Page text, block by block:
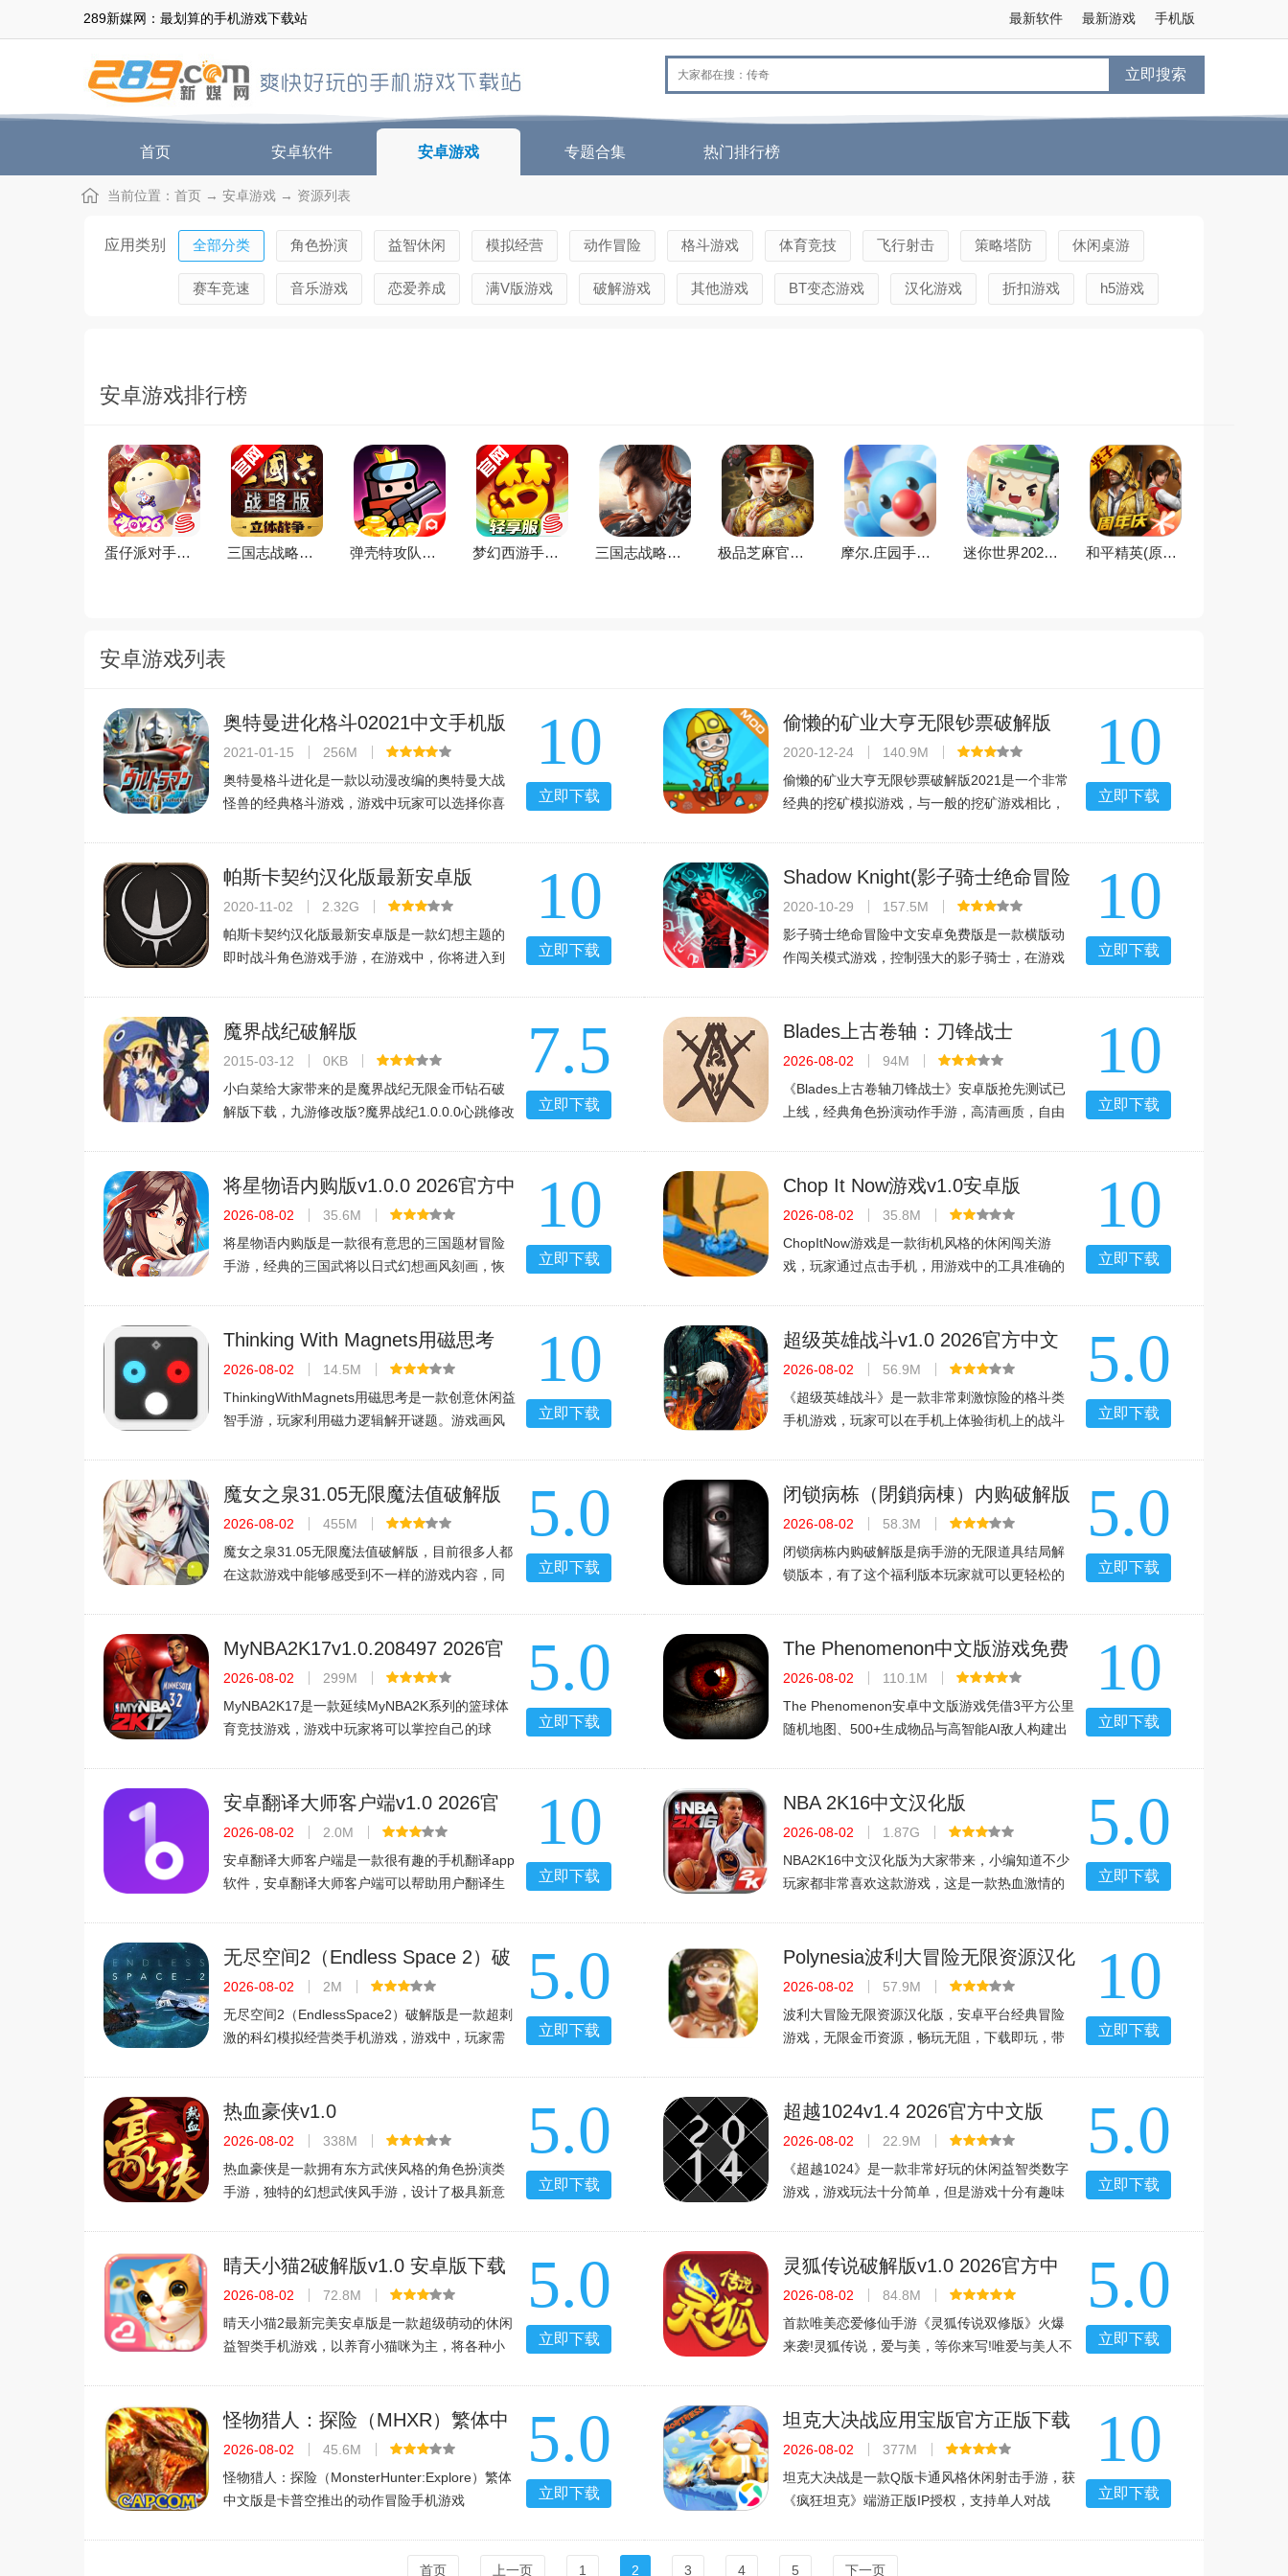
289新媒网：最划算的手机游戏下载站 手机版
最新游戏
最新软件
立即搜索
首页 安卓软件 安卓游戏 专题合集 热门排行榜
当前位置： 首页 → 安卓游戏 → 资源列表
应用类别 全部分类 角色扮演 益智休闲 模拟经营 动作冒险 格斗游戏 体育竞技 飞行射击 策略塔防 休闲桌游
赛车竞速 音乐游戏 恋爱养成 满V版游戏 破解游戏 其他游戏 BT变态游戏 汉化游戏 折扣游戏 h5游戏
安卓游戏排行榜
蛋仔派对手游(元气零食季)下载官方正版v1.0.281官方版 三国志战略版2026官方最新版v2079.1684安卓版 弹壳特攻队手游(新赛季)下载2026最新版v4.7.0官方版 梦幻西游手游下载2026最新版v1.563.0官方版 三国志战略版安卓灵犀客户端3D最新版v2079.1684官方最新安卓版 极品芝麻官手游下载2026最新版本v7.7.01063055官方版 摩尔.庄园手游雷霆版下载官方版v2.9.24091002S安卓版 迷你世界2026最新官方版v1.56.0最新版 和平精英(原刺激战场)官方最新版v1.36.11正式版
安卓游戏列表
奥特曼进化格斗02021中文手机版
v1.3.0.6安卓版
2021-01-15
256M
奥特曼格斗进化是一款以动漫改编的奥特曼大战
怪兽的经典格斗游戏，游戏中玩家可以选择你喜
关卡都和动画中有重合的地方，喜欢
10
立即下载
偷懒的矿业大亨无限钞票破解版
2021v3.29.0安卓版
2020-12-24
140.9M
偷懒的矿业大亨无限钞票破解版2021是一个非常
经典的挖矿模拟游戏，与一般的挖矿游戏相比，
还需要一定的经营技巧，非常的有趣
10
立即下载
帕斯卡契约汉化版最新安卓版
v1.0.4汉化版
2020-11-02
2.32G
帕斯卡契约汉化版最新安卓版是一款幻想主题的
即时战斗角色游戏手游，在游戏中，你将进入到
恶魔的斗争，各种连号极限反杀手对
10
立即下载
Shadow Knight(影子骑士绝命冒险
中文安卓免费版)v1.1.299中文版
2020-10-29
157.5M
影子骑士绝命冒险中文安卓免费版是一款横版动
作闯关模式游戏，控制强大的影子骑士，在游戏
时，可以展现了自己最优秀的战斗风格
10
立即下载
魔界战纪破解版
2015-03-12
0KB
小白菜给大家带来的是魔界战纪无限金币钻石破
解版下载，九游修改版?魔界战纪1.0.0.0心跳修改
7.5
立即下载
Blades上古卷轴：刀锋战士
v1.0.2.763396 安卓版
2026-08-02
94M
《Blades上古卷轴刀锋战士》安卓版抢先测试已
上线，经典角色扮演动作手游，高清画质，自由
10
立即下载
将星物语内购版v1.0.0 2026官方中
文版
2026-08-02
35.6M
将星物语内购版是一款很有意思的三国题材冒险
手游，经典的三国武将以日式幻想画风刻画，恢
的组合搭配，打造独一无二的专属队
10
立即下载
Chop It Now游戏v1.0安卓版
2026-08-02
35.8M
ChopItNow游戏是一款街机风格的休闲闯关游
戏，玩家通过点击手机，用游戏中的工具准确的
时间也越短，喜欢的朋友可以下载试试。
10
立即下载
Thinking With Magnets用磁思考
v1.1 休闲益智游戏下载
2026-08-02
14.5M
ThinkingWithMagnets用磁思考是一款创意休闲益
智手游，玩家利用磁力逻辑解开谜题。游戏画风
10
立即下载
超级英雄战斗v1.0 2026官方中文
版
2026-08-02
56.9M
《超级英雄战斗》是一款非常刺激惊险的格斗类
手机游戏，玩家可以在手机上体验街机上的战斗
试试吧！【超级英雄战斗介绍】《超
5.0
立即下载
魔女之泉31.05无限魔法值破解版
2026-08-02
455M
魔女之泉31.05无限魔法值破解版，目前很多人都
在这款游戏中能够感受到不一样的游戏内容，同
破解版本来通关过去，喜欢的朋友就
5.0
立即下载
闭锁病栋（閉鎖病棟）内购破解版
2026内购破解版
2026-08-02
58.3M
闭锁病栋内购破解版是病手游的无限道具结局解
锁版本，有了这个福利版本玩家就可以更轻松的
载吧。官方介绍封闭医院里接受治疗
5.0
立即下载
MyNBA2K17v1.0.208497 2026官
方中文版
2026-08-02
299M
MyNBA2K17是一款延续MyNBA2K系列的篮球体
育竞技游戏，游戏中玩家将可以掌控自己的球
MyNBA2K17游戏特色·可以每天赚取《NBA2K17
5.0
立即下载
The Phenomenon中文版游戏免费
下载超自然现象v1.9.5安卓版
2026-08-02
110.1M
The Phenomenon安卓中文版游戏凭借3平方公里
随机地图、500+生成物品与高智能AI敌人构建出
中最具创新性的代表作之一。
10
立即下载
安卓翻译大师客户端v1.0 2026官
方中文版
2026-08-02
2.0M
安卓翻译大师客户端是一款很有趣的手机翻译app
软件，安卓翻译大师客户端可以帮助用户翻译生
用户的生活带来了很大的帮助，有需
10
立即下载
NBA 2K16中文汉化版
2026-08-02
1.87G
NBA2K16中文汉化版为大家带来，小编知道不少
玩家都非常喜欢这款游戏，这是一款热血激情的
球星进行比赛。游戏特色1、NBA篮球比
5.0
立即下载
无尽空间2（Endless Space 2）破
解版v1.0 2026官方中文版
2026-08-02
2M
无尽空间2（EndlessSpace2）破解版是一款超刺
激的科幻模拟经营类手机游戏，游戏中，玩家需
戏来玩吧。游戏介绍《无尽空间2》（
5.0
立即下载
Polynesia波利大冒险无限资源汉化
版v1.0无限资源汉化版
2026-08-02
57.9M
波利大冒险无限资源汉化版，安卓平台经典冒险
游戏，无限金币资源，畅玩无阻，下载即玩，带
10
立即下载
热血豪侠v1.0
2026-08-02
338M
热血豪侠是一款拥有东方武侠风格的角色扮演类
手游，独特的幻想武侠风手游，设计了极具新意
采用Q萌画风，以武侠为题材的MMORP
5.0
立即下载
超越1024v1.4 2026官方中文版
2026-08-02
22.9M
《超越1024》是一款非常好玩的休闲益智类数字
游戏，游戏玩法十分简单，但是游戏十分有趣味
的朋友下载试玩吧！游戏介绍超越10
5.0
立即下载
晴天小猫2破解版v1.0 安卓版下载
2026-08-02
72.8M
晴天小猫2最新完美安卓版是一款超级萌动的休闲
益智类手机游戏，以养育小猫咪为主，将各种小
互动不停。游戏特色1、不同性格的
5.0
立即下载
灵狐传说破解版v1.0 2026官方中
文版
2026-08-02
84.8M
首款唯美恋爱修仙手游《灵狐传说双修版》火爆
来袭!灵狐传说，爱与美，等你来写!唯爱与美人不
于你的红线吧!游戏特色1、灵狐传
5.0
立即下载
怪物猎人：探险（MHXR）繁体中
文版v1.1 手游下载
2026-08-02
45.6M
怪物猎人：探险（MonsterHunter:Explore）繁体
中文版是卡普空推出的动作冒险手机游戏
的详细介绍，感兴趣的同好一起来下载吧。
5.0
立即下载
坦克大决战应用宝版官方正版下载
v1.9514安卓版
2026-08-02
377M
坦克大决战是一款Q版卡通风格休闲射击手游，获
《疯狂坦克》端游正版IP授权，支持单人对战
易上手，还支持语音开黑、好友组队
10
立即下载
首页 上一页 1 2 3 4 5 下一页